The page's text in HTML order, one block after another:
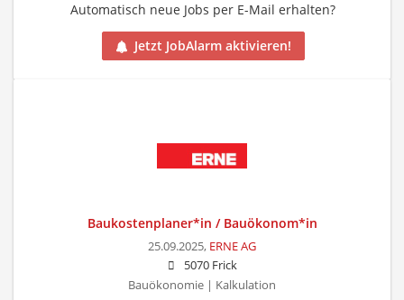
Automatisch neue Jobs per E-Mail erhalten?
Jetzt JobAlarm aktivieren!
Baukostenplaner*in / Bauökonom*in
25.09.2025, ERNE AG
5070 Frick
Bauökonomie | Kalkulation